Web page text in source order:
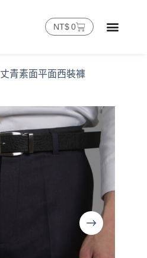
NT$ 0
丈青素面平面西裝褲